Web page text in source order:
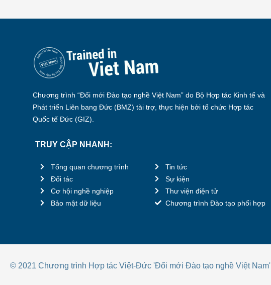
Chương trình “Đổi mới Đào tạo nghề Việt Nam” do Bộ Hợp tác Kinh tế và
Phát triển Liên bang Đức (BMZ) tài trợ, thực hiện bởi tổ chức Hợp tác
Quốc tế Đức (GIZ).
TRUY CẬP NHANH:
Tổng quan chương trình
Đối tác
Cơ hội nghề nghiệp
Bảo mật dữ liệu
Tin tức
Sự kiện
Thư viện điện tử
Chương trình Đào tạo phối hợp
© 2021 Chương trình Hợp tác Việt-Đức 'Đổi mới Đào tạo nghề Việt Nam'